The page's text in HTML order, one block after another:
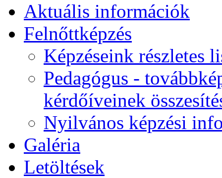
Aktuális információk
Felnőttképzés
Képzéseink részletes
Pedagógus -
kérdőíveinek
Nyilvános képzési
Galéria
Letöltések